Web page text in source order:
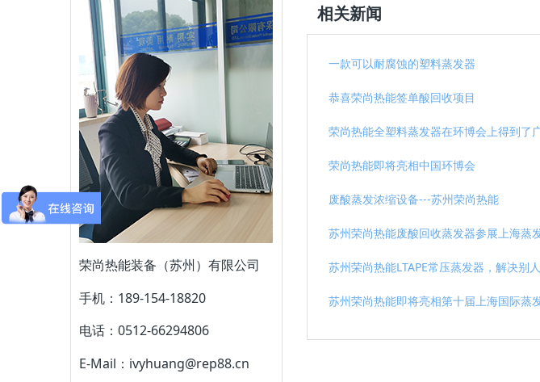
相关新闻
一款可以耐腐蚀的塑料蒸发器
恭喜荣尚热能签单酸回收项目
荣尚热能全塑料蒸发器在环博会上得到了
荣尚热能即将亮相中国环博会
废酸蒸发浓缩设备---苏州荣尚热能
苏州荣尚热能废酸回收蒸发器参展上海蒸
苏州荣尚热能LTAPE常压蒸发器，解决别
苏州荣尚热能即将亮相第十届上海国际蒸
荣尚热能装备（苏州）有限公司
手机：189-154-18820
电话：0512-66294806
E-Mail：ivyhuang@rep88.cn